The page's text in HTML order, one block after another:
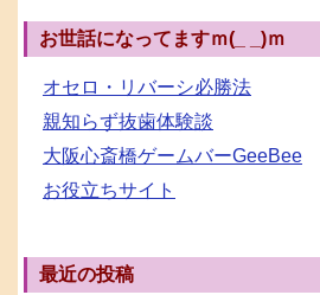
お世話になってますｍ(_ _)ｍ
オセロ・リバーシ必勝法
親知らず抜歯体験談
大阪心斎橋ゲームバーGeeBee
お役立ちサイト
最近の投稿